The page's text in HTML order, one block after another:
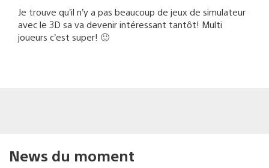
Je trouve qu’il n’y a pas beaucoup de jeux de simulateur
avec le 3D sa va devenir intéressant tantôt! Multi
joueurs c’est super! 🙂
News du moment